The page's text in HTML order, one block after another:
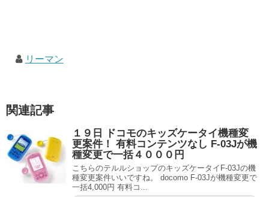
リーマン
関連記事
１９日 ドコモのキッズケータイ機種変
更案件！ 有料コンテンツなし F-03Jが機
種変更で一括４０００円
こちらのテルルショップのキッズケータイF-03Jの機
種変更案件いいですね。 docomo F-03Jが機種変更で
一括4,000円 有料コ...